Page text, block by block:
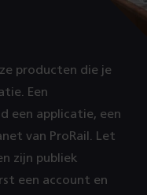
producten die je
Een
een applicatie, een
van ProRail. Let
zijn publiek
een account en